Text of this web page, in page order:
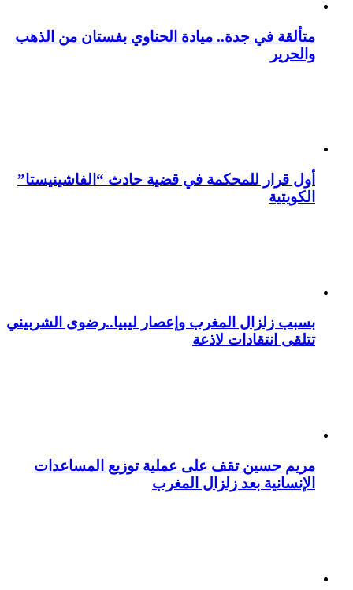
متألقة في جدة.. ميادة الحناوي بفستان من الذهب
والحرير
أول قرار للمحكمة في قضية حادث “الفاشينيستا”
الكويتية
بسبب زلزال المغرب وإعصار ليبيا..رضوى الشربيني
تتلقى انتقادات لاذعة
مريم حسين تقف على عملية توزيع المساعدات
الإنسانية بعد زلزال المغرب